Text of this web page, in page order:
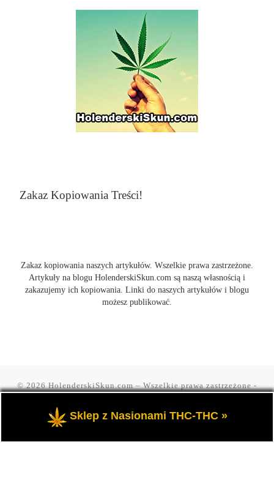
Zakaz Kopiowania Treści!
Zakaz kopiowania naszych artykułów. Wszelkie prawa zastrzeżone.
Artykuły na blogu HolenderskiSkun.com są naszą własnością i
zakazujemy ich kopiowania. Linki do naszych artykułów i blogu
możesz publikować.
© 2026HolenderskiSkun.com– Wszelkie prawa zastrzeżone-
Blog HolenderskiSkun to portal o marihuanie i konopi indyjskiej
THC oraz cannabis CBD.
Sklep z Nasionami THC-THC »